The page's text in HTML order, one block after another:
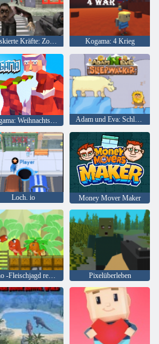
Maskierte Kräfte: Zombie-Überleben Kogama: 4 Krieg
Kogama: Weihnachtsparkour Adam und Eva: Schlafwandler
Loch. io Money Mover Maker
Dino -Fleischjagd remastered Pixelüberleben